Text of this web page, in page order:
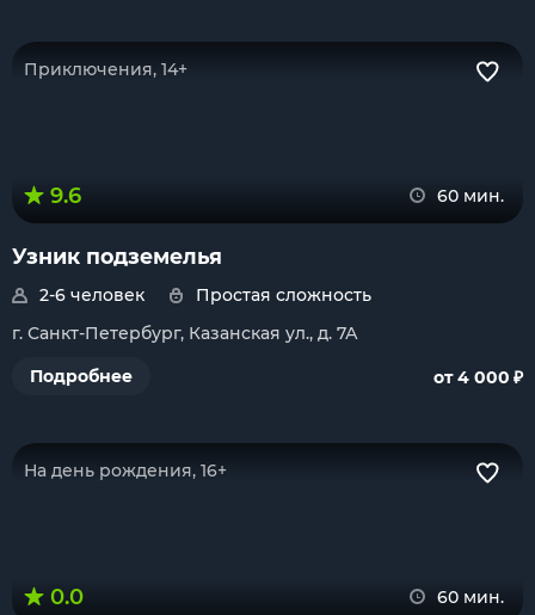
Приключения, 14+
9.6 60 мин.
Узник подземелья
2-6 человек
Простая сложность
г. Санкт-Петербург, Казанская ул., д. 7А
Подробнее
от 4 000 ₽
На день рождения, 16+
0.0 60 мин.